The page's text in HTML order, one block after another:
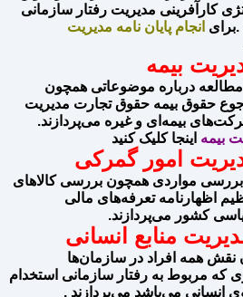
کارآفرینی مدیریت رفتار سازمانی
انجام پایان نامه مدیریت
بیمه
مطالعه درباره موضوعاتی همچون
حقوق بیمه حقوق تجارت مدیریت
بیمه‌ای و غیره می‌پردازند.
بیمه اینجا کلیک کنید
امور گمرکی
بررسی مواردی همچون بررسی کالاهای
اظهارنامه تعرفه‌های مالی
کشور می‌پردازند.
منابع انسانی
نقش همه افراد در سازمان‌ها
که مربوط به رفتار سازمانی استخدام
انسانی می‌باشد می‌پردازند .